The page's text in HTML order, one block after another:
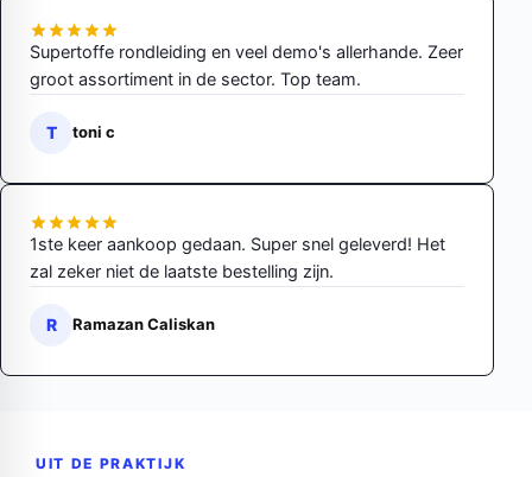
Supertoffe rondleiding en veel demo's allerhande. Zeer
groot assortiment in de sector. Top team.
T toni c
1ste keer aankoop gedaan. Super snel geleverd! Het
zal zeker niet de laatste bestelling zijn.
R Ramazan Caliskan
UIT DE PRAKTIJK